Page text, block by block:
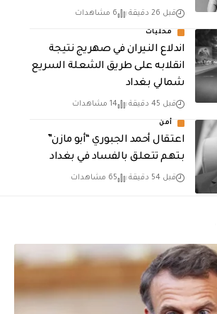
قبل 26 دقيقة 6 مشاهدات
محليات
اندلاع النيران في صهريج نتيجة
انقلابه على طريق الشعلة السريع
شمالي بغداد
قبل 45 دقيقة 14 مشاهدات
أمن
اعتقال أحمد الجبوري “أبو مازن”
بتهم تتعلق بالفساد في بغداد
قبل 54 دقيقة 65 مشاهدات